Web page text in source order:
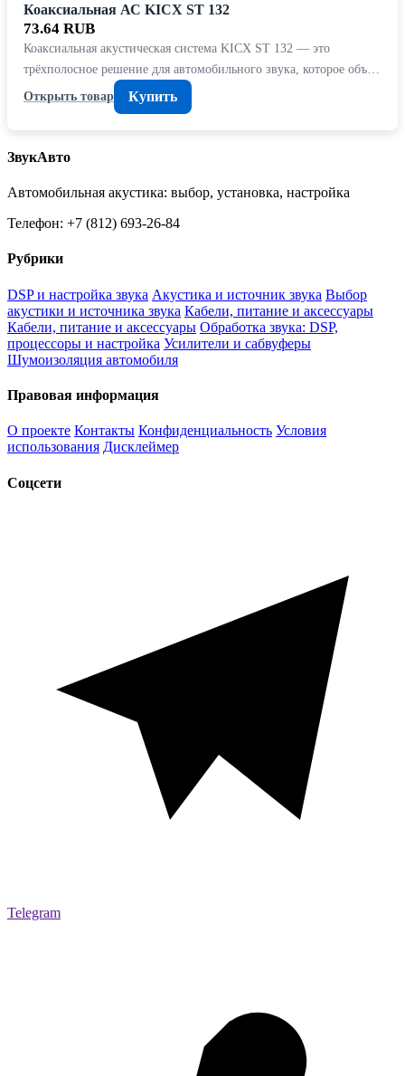
Коаксиальная АС KICX ST 132
73.64 RUB
Коаксиальная акустическая система KICX ST 132 — это
трёхполосное решение для автомобильного звука, которое объ…
Открыть товар
Купить
ЗвукАвто
Автомобильная акустика: выбор, установка, настройка
Телефон: +7 (812) 693-26-84
Рубрики
DSP и настройка звука Акустика и источник звука Выбор
акустики и источника звука Кабели, питание и аксессуары
Кабели, питание и аксессуары Обработка звука: DSP,
процессоры и настройка Усилители и сабвуферы
Шумоизоляция автомобиля
Правовая информация
О проекте Контакты Конфиденциальность Условия
использования Дисклеймер
Соцсети
Telegram